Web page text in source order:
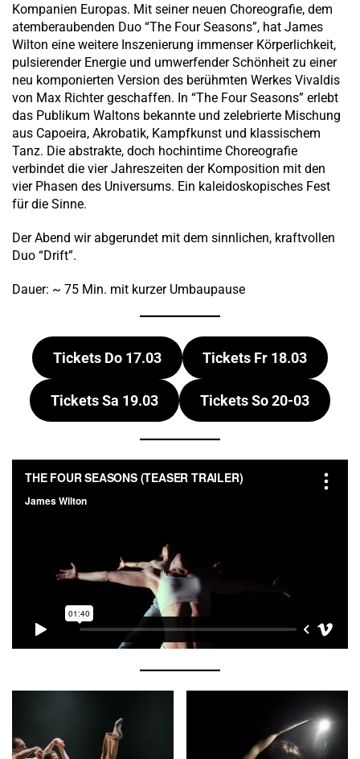
Kompanien Europas. Mit seiner neuen Choreografie, dem
atemberaubenden Duo “The Four Seasons”, hat James
Wilton eine weitere Inszenierung immenser Körperlichkeit,
pulsierender Energie und umwerfender Schönheit zu einer
neu komponierten Version des berühmten Werkes Vivaldis
von Max Richter geschaffen. In “The Four Seasons” erlebt
das Publikum Waltons bekannte und zelebrierte Mischung
aus Capoeira, Akrobatik, Kampfkunst und klassischem
Tanz. Die abstrakte, doch hochintime Choreografie
verbindet die vier Jahreszeiten der Komposition mit den
vier Phasen des Universums. Ein kaleidoskopisches Fest
für die Sinne.
Der Abend wir abgerundet mit dem sinnlichen, kraftvollen
Duo “Drift”.
Dauer: ~ 75 Min. mit kurzer Umbaupause
Tickets Do 17.03 Tickets Fr 18.03
Tickets Sa 19.03 Tickets So 20-03